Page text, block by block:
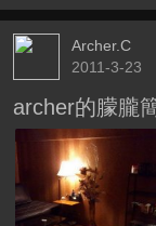
Archer.C
2011-3-23
archer的朦朧